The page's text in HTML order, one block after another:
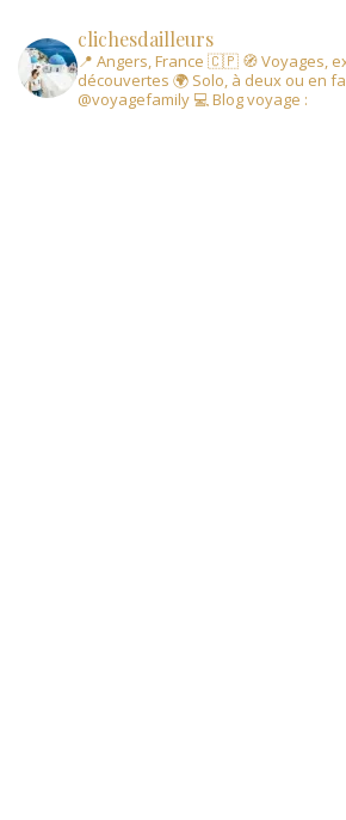
clichesdailleurs
📍 Angers, France 🇨🇵 🧭 Voyages,
découvertes 🌍 Solo, à deux ou en
@voyagefamily 💻 Blog voyage :